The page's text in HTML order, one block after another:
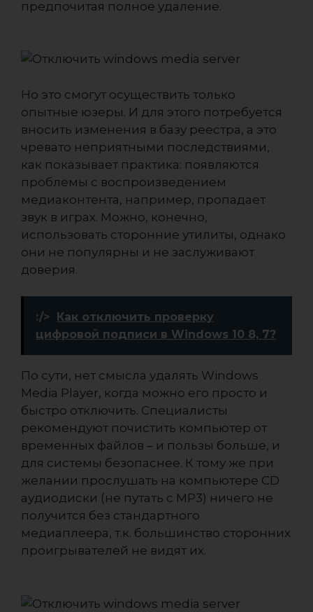
предпочитая полное удаление.
Но это смогут осуществить только
опытные юзеры. И для этого потребуется
вносить изменения в базу реестра, а это
чревато неприятными последствиями,
как показывает практика: появляются
проблемы с воспроизведением
медиаконтента, например, пропадает
звук в играх. Можно, конечно,
использовать сторонние утилиты, однако
они не популярны и не заслуживают
доверия.
:/>
Как отключить проверку
цифровой подписи в Windows 10 8, 7?
По сути, нет смысла удалять Windows
Media Player, когда можно его просто и
быстро отключить. Специалисты
рекомендуют почистить компьютер от
временных файлов – и пользы больше, и
для системы безопаснее. К тому же при
желании прослушать на компьютере CD
аудиодиски (не путать с МР3) ничего не
получится без стандартного
медиаплеера, т.к. большинство сторонних
проигрывателей не видят их.